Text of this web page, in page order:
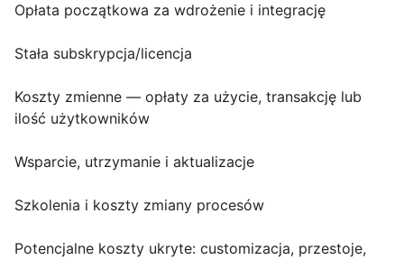
Opłata początkowa za wdrożenie i integrację
Stała subskrypcja/licencja
Koszty zmienne — opłaty za użycie, transakcję lub
ilość użytkowników
Wsparcie, utrzymanie i aktualizacje
Szkolenia i koszty zmiany procesów
Potencjalne koszty ukryte: customizacja, przestoje,